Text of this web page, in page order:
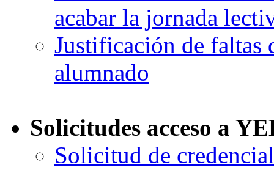
acabar la jornada
Justificación de faltas
alumnado
Solicitudes acceso a
Solicitud de